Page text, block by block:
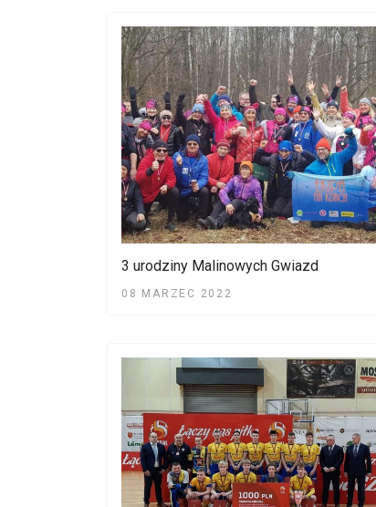
3 urodziny Malinowych Gwiazd
08 MARZEC 2022